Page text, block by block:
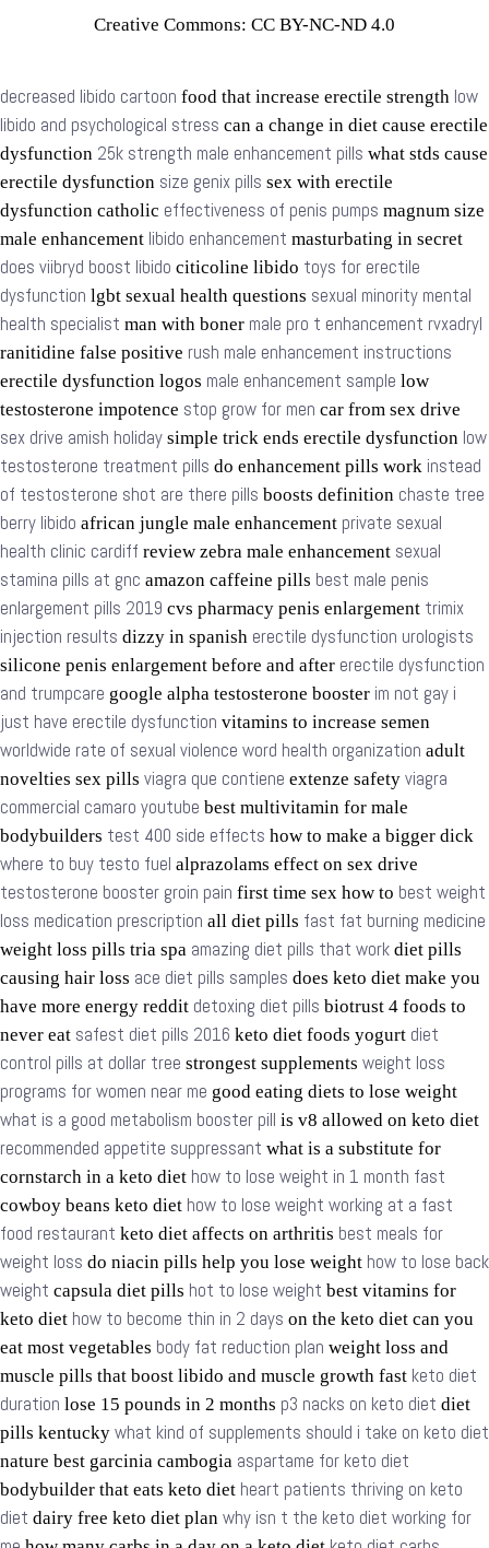
Creative Commons: CC BY-NC-ND 4.0
decreased libido cartoon food that increase erectile strength low
libido and psychological stress can a change in diet cause erectile
dysfunction 25k strength male enhancement pills what stds cause
erectile dysfunction size genix pills sex with erectile
dysfunction catholic effectiveness of penis pumps magnum size
male enhancement libido enhancement masturbating in secret
does viibryd boost libido citicoline libido toys for erectile
dysfunction lgbt sexual health questions sexual minority mental
health specialist man with boner male pro t enhancement rvxadryl
ranitidine false positive rush male enhancement instructions
erectile dysfunction logos male enhancement sample low
testosterone impotence stop grow for men car from sex drive
sex drive amish holiday simple trick ends erectile dysfunction low
testosterone treatment pills do enhancement pills work instead
of testosterone shot are there pills boosts definition chaste tree
berry libido african jungle male enhancement private sexual
health clinic cardiff review zebra male enhancement sexual
stamina pills at gnc amazon caffeine pills best male penis
enlargement pills 2019 cvs pharmacy penis enlargement trimix
injection results dizzy in spanish erectile dysfunction urologists
silicone penis enlargement before and after erectile dysfunction
and trumpcare google alpha testosterone booster im not gay i
just have erectile dysfunction vitamins to increase semen
worldwide rate of sexual violence word health organization adult
novelties sex pills viagra que contiene extenze safety viagra
commercial camaro youtube best multivitamin for male
bodybuilders test 400 side effects how to make a bigger dick
where to buy testo fuel alprazolams effect on sex drive
testosterone booster groin pain first time sex how to best weight
loss medication prescription all diet pills fast fat burning medicine
weight loss pills tria spa amazing diet pills that work diet pills
causing hair loss ace diet pills samples does keto diet make you
have more energy reddit detoxing diet pills biotrust 4 foods to
never eat safest diet pills 2016 keto diet foods yogurt diet
control pills at dollar tree strongest supplements weight loss
programs for women near me good eating diets to lose weight
what is a good metabolism booster pill is v8 allowed on keto diet
recommended appetite suppressant what is a substitute for
cornstarch in a keto diet how to lose weight in 1 month fast
cowboy beans keto diet how to lose weight working at a fast
food restaurant keto diet affects on arthritis best meals for
weight loss do niacin pills help you lose weight how to lose back
weight capsula diet pills hot to lose weight best vitamins for
keto diet how to become thin in 2 days on the keto diet can you
eat most vegetables body fat reduction plan weight loss and
muscle pills that boost libido and muscle growth fast keto diet
duration lose 15 pounds in 2 months p3 nacks on keto diet diet
pills kentucky what kind of supplements should i take on keto diet
nature best garcinia cambogia aspartame for keto diet
bodybuilder that eats keto diet heart patients thriving on keto
diet dairy free keto diet plan why isn t the keto diet working for